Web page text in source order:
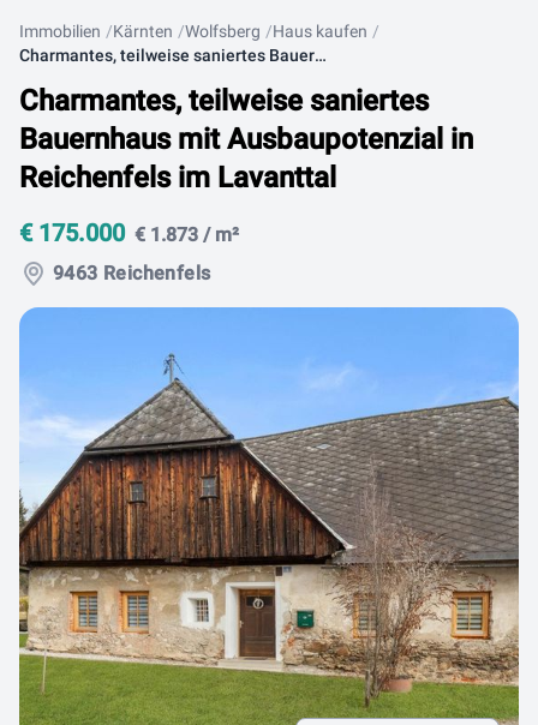
Immobilien Kärnten Wolfsberg
Haus kaufen
Charmantes, teilweise saniertes Bauernhaus mit Ausbaupotenzial in Reichenfels im Lavanttal
Charmantes, teilweise saniertes
Bauernhaus mit Ausbaupotenzial in
Reichenfels im Lavanttal
€ 175.000 € 1.873 / m²
9463 Reichenfels